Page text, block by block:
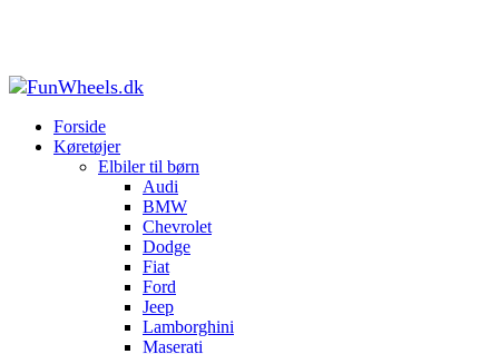
Forside
Køretøjer
Elbiler til børn
Audi
BMW
Chevrolet
Dodge
Fiat
Ford
Jeep
Lamborghini
Maserati